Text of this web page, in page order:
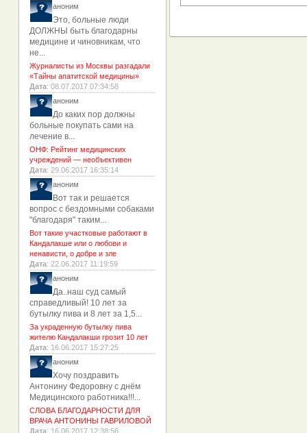
аноним
Это, больные люди
ДОЛЖНЫ быть благодарны
медицине и чиновникам, что
не...
Журналисты из Москвы разгадали
«Тайны апатитской медицины»
Дата: 08.07.2017 07:34:58
аноним
До каких пор должны
больные покупать сами на
лечение в...
ОНФ: Рейтинг медицинских
учреждений — необъективен
Дата: 29.06.2017 16:35:14
аноним
Вот так и решается
вопрос с бездомными собаками
"благодаря" таким...
Вот такие участковые работают в
Кандалакше или о любови и
ненависти, о добре и зле
Дата: 22.06.2017 11:19:59
аноним
Да..наш суд самый
справедливый! 10 лет за
бутылку пива и 8 лет за 1,5...
За украденную бутылку пива
жителю Кандалакши грозит 10 лет
Дата: 16.06.2017 15:27:25
аноним
Хочу поздравить
Антонину Федоровну с днём
Медицинского работника!!!...
СЛОВА БЛАГОДАРНОСТИ ДЛЯ
ВРАЧА АНТОНИНЫ ГАВРИЛОВОЙ
Дата: 16.06.2017 12:38:56